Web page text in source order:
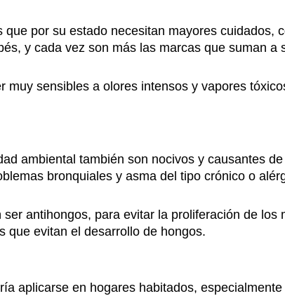
por su estado necesitan mayores cuidados,
y cada vez son más las marcas que suman a
muy sensibles a olores intensos y vapores
ambiental también son nocivos y causantes
bronquiales y asma del tipo crónico o
antihongos, para evitar la proliferación de
que evitan el desarrollo de hongos.
aplicarse en hogares habitados,